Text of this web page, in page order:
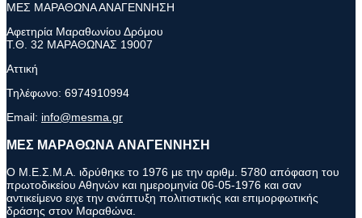
ΜΕΣ ΜΑΡΑΘΩΝΑ ΑΝΑΓΕΝΝΗΣΗ
Αφετηρία Μαραθωνίου Δρόμου
Τ.Θ. 32 ΜΑΡΑΘΩΝΑΣ 19007
Αττική
Τηλέφωνο: 6974910994
Email: info@mesma.gr
ΜΕΣ ΜΑΡΑΘΩΝΑ ΑΝΑΓΕΝΝΗΣΗ
Ο Μ.Ε.Σ.Μ.Α. ιδρύθηκε το 1976 με την αριθμ. 5780 απόφαση του
πρωτοδικείου Αθηνών και ημερομηνία 06-05-1976 και σαν
αντικείμενο ειχε την ανάπτυξη πολιτιστικής και επιμορφωτικής
δράσης στον Μαραθώνα.